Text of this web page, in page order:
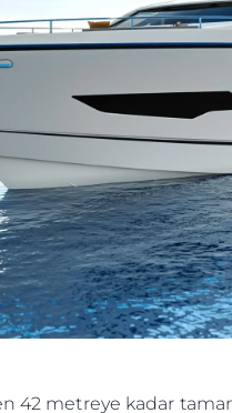
42 metreye kadar